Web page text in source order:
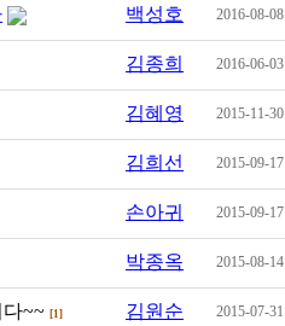
백성호 2016-08-08
김종희 2016-06-03
김혜영 2015-11-30
김희선 2015-09-17
손아귀 2015-09-17
박종옥 2015-08-14
~~ [1] 김원순 2015-07-31